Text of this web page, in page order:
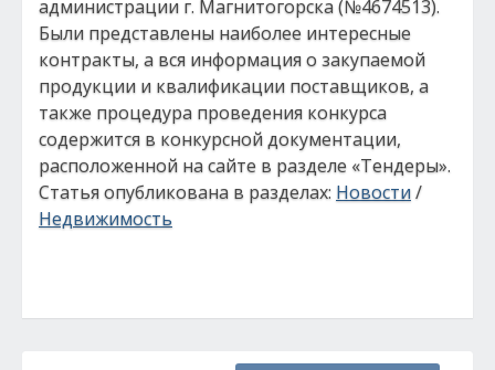
администрации г. Магнитогорска (№4674513).
Были представлены наиболее интересные
контракты, а вся информация о закупаемой
продукции и квалификации поставщиков, а
также процедура проведения конкурса
содержится в конкурсной документации,
расположенной на сайте в разделе «Тендеры».
Статья опубликована в разделах: Новости/
Недвижимость